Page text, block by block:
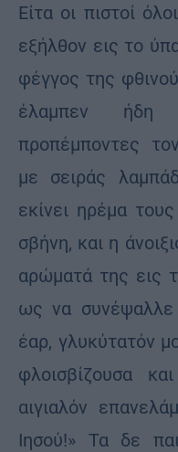
Είτα οι πιστοί
εξήλθον εις το
φέγγος της
έλαμπεν ήδη
προπέμποντες
με σειράς
εκίνει ηρέμα
σβήνη, και η
αρώματά της εις
ως να
έαρ, γλυκύτατόν
φλοισβίζουσα
αιγιαλόν
Ιησού!» Τα δε